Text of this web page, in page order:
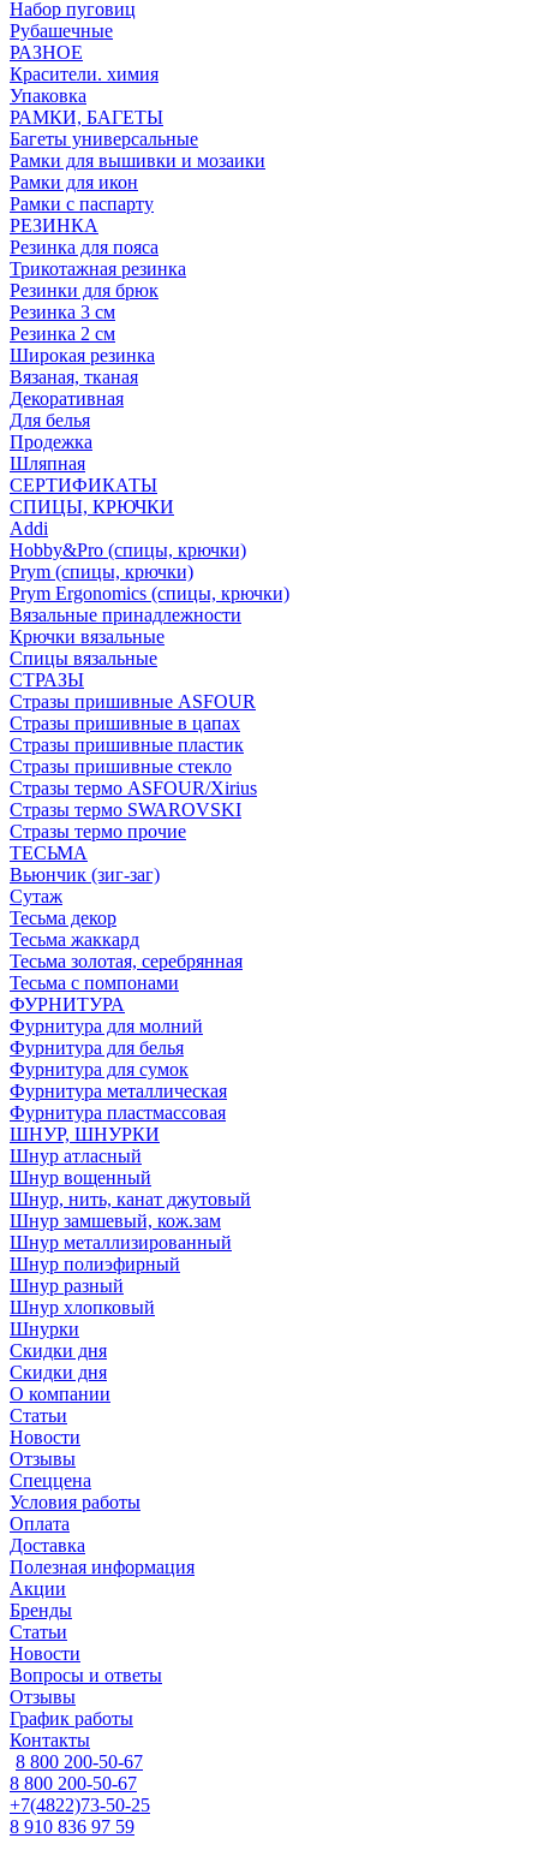
Набор пуговиц
Рубашечные
РАЗНОЕ
Красители. химия
Упаковка
РАМКИ, БАГЕТЫ
Багеты универсальные
Рамки для вышивки и мозаики
Рамки для икон
Рамки с паспарту
РЕЗИНКА
Резинка для пояса
Трикотажная резинка
Резинки для брюк
Резинка 3 см
Резинка 2 см
Широкая резинка
Вязаная, тканая
Декоративная
Для белья
Продежка
Шляпная
СЕРТИФИКАТЫ
СПИЦЫ, КРЮЧКИ
Addi
Hobby&Pro (спицы, крючки)
Prym (спицы, крючки)
Prym Ergonomics (спицы, крючки)
Вязальные принадлежности
Крючки вязальные
Спицы вязальные
СТРАЗЫ
Стразы пришивные ASFOUR
Стразы пришивные в цапах
Стразы пришивные пластик
Стразы пришивные стекло
Стразы термо ASFOUR/Xirius
Стразы термо SWAROVSKI
Стразы термо прочие
ТЕСЬМА
Вьюнчик (зиг-заг)
Сутаж
Тесьма декор
Тесьма жаккард
Тесьма золотая, серебрянная
Тесьма с помпонами
ФУРНИТУРА
Фурнитура для молний
Фурнитура для белья
Фурнитура для сумок
Фурнитура металлическая
Фурнитура пластмассовая
ШНУР, ШНУРКИ
Шнур атласный
Шнур вощенный
Шнур, нить, канат джутовый
Шнур замшевый, кож.зам
Шнур металлизированный
Шнур полиэфирный
Шнур разный
Шнур хлопковый
Шнурки
Скидки дня
Скидки дня
О компании
Статьи
Новости
Отзывы
Спеццена
Условия работы
Оплата
Доставка
Полезная информация
Акции
Бренды
Статьи
Новости
Вопросы и ответы
Отзывы
График работы
Контакты
8 800 200-50-67
8 800 200-50-67
+7(4822)73-50-25
8 910 836 97 59